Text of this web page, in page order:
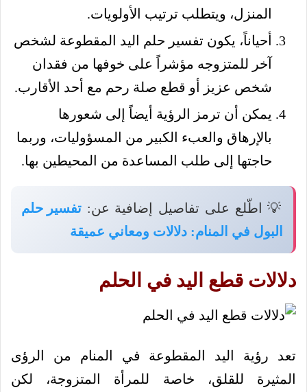
المنزل، ويتطلب ترتيب الأولويات.
أحياناً، يكون تفسير حلم اليد المقطوعة لشخص
آخر للمتزوجه مؤشراً على خوفها من فقدان
شخص عزيز أو قطع صلة رحم مع أحد الأقارب.
يمكن أن ترمز الرؤية أيضاً إلى شعورها
بالإرهاق والعبء الكبير من المسؤوليات، وربما
حاجتها إلى طلب المساعدة من المحيطين بها.
💡 اطّلع على تفاصيل إضافية عن: تفسير حلم
البول في المنام: دلالات ومعاني عميقة
دلالات قطع اليد في الحلم
تعد رؤية اليد المقطوعة في المنام من الرؤى
المثيرة للقلق، خاصة للمرأة المتزوجة، لكن